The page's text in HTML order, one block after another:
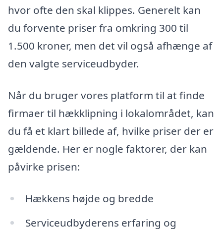
hvor ofte den skal klippes. Generelt kan
du forvente priser fra omkring 300 til
1.500 kroner, men det vil også afhænge af
den valgte serviceudbyder.
Når du bruger vores platform til at finde
firmaer til hækklipning i lokalområdet, kan
du få et klart billede af, hvilke priser der er
gældende. Her er nogle faktorer, der kan
påvirke prisen:
Hækkens højde og bredde
Serviceudbyderens erfaring og